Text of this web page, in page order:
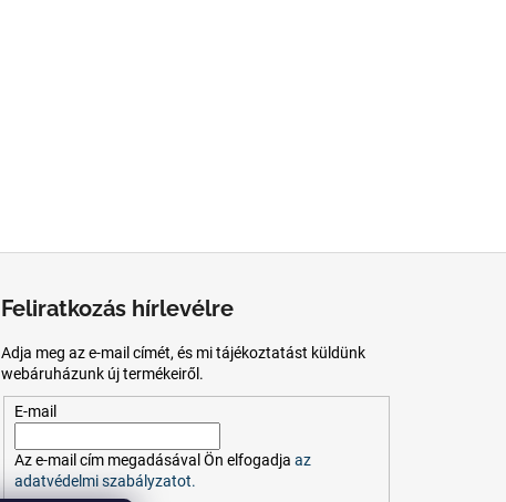
Feliratkozás hírlevélre
Adja meg az e-mail címét, és mi tájékoztatást küldünk
webáruházunk új termékeiről.
E-mail
Aze-mailcím megadásával Ön elfogadja az
adatvédelmi szabályzatot.